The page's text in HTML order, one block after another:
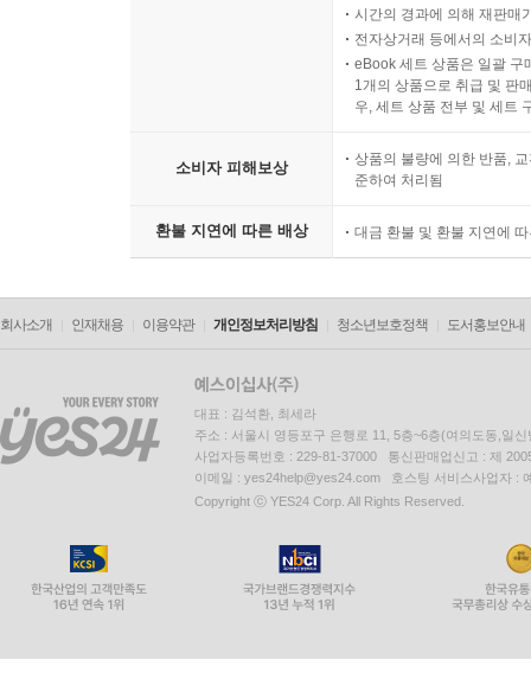
시간의 경과에 의해 재판매
전자상거래 등에서의 소비
eBook 세트 상품은 일괄 구
1개의 상품으로 취급 및 판
우, 세트 상품 전부 및 세트
소비자 피해보상
상품의 불량에 의한 반품,
준하여 처리됨
환불 지연에 따른 배상 대금 환불 및 환불 지연에
회사소개 인재채용 이용약관 개인정보처리방침 청소년보호정책 도서홍보안내
대표 : 김석환, 최세라
주소 : 서울시 영등포구 은행로 11, 5층~6층(여의도동,일신
사업자등록번호 : 229-81-37000 통신판매업신고 : 제
이메일 : yes24help@yes24.com 호스팅 서비스사업자 :
Copyright ⓒ YES24 Corp. All Rights Reserved.